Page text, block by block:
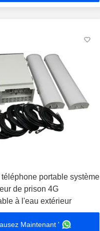
portable système
de prison 4G
à l'eau extérieur
Maintenant '